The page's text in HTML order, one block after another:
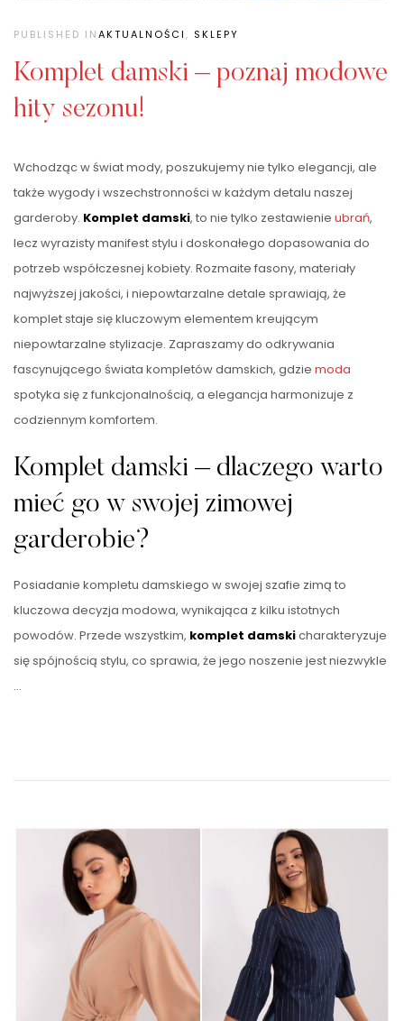
PUBLISHED INAKTUALNOŚCI, SKLEPY
Komplet damski – poznaj modowe
hity sezonu!
Wchodząc w świat mody, poszukujemy nie tylko elegancji, ale
także wygody i wszechstronności w każdym detalu naszej
garderoby. Komplet damski, to nie tylko zestawienie ubrań,
lecz wyrazisty manifest stylu i doskonałego dopasowania do
potrzeb współczesnej kobiety. Rozmaite fasony, materiały
najwyższej jakości, i niepowtarzalne detale sprawiają, że
komplet staje się kluczowym elementem kreującym
niepowtarzalne stylizacje. Zapraszamy do odkrywania
fascynującego świata kompletów damskich, gdzie moda
spotyka się z funkcjonalnością, a elegancja harmonizuje z
codziennym komfortem.
Komplet damski – dlaczego warto
mieć go w swojej zimowej
garderobie?
Posiadanie kompletu damskiego w swojej szafie zimą to
kluczowa decyzja modowa, wynikająca z kilku istotnych
powodów. Przede wszystkim, komplet damskicharakteryzuje
się spójnością stylu, co sprawia, że jego noszenie jest niezwykle
…